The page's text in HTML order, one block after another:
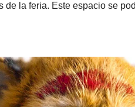
de la feria. Este espacio se